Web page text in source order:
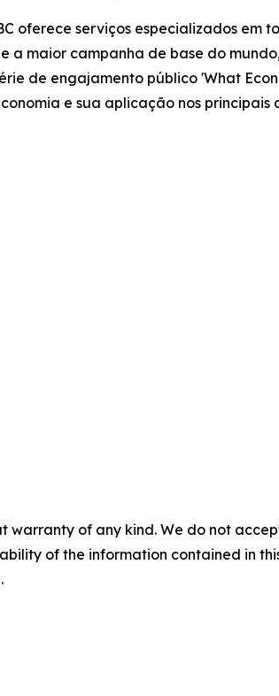
oferece serviços especializados em
a maior campanha de base do
de engajamento público 'What
e sua aplicação nos principais
warranty of any kind. We do not
of the information contained in